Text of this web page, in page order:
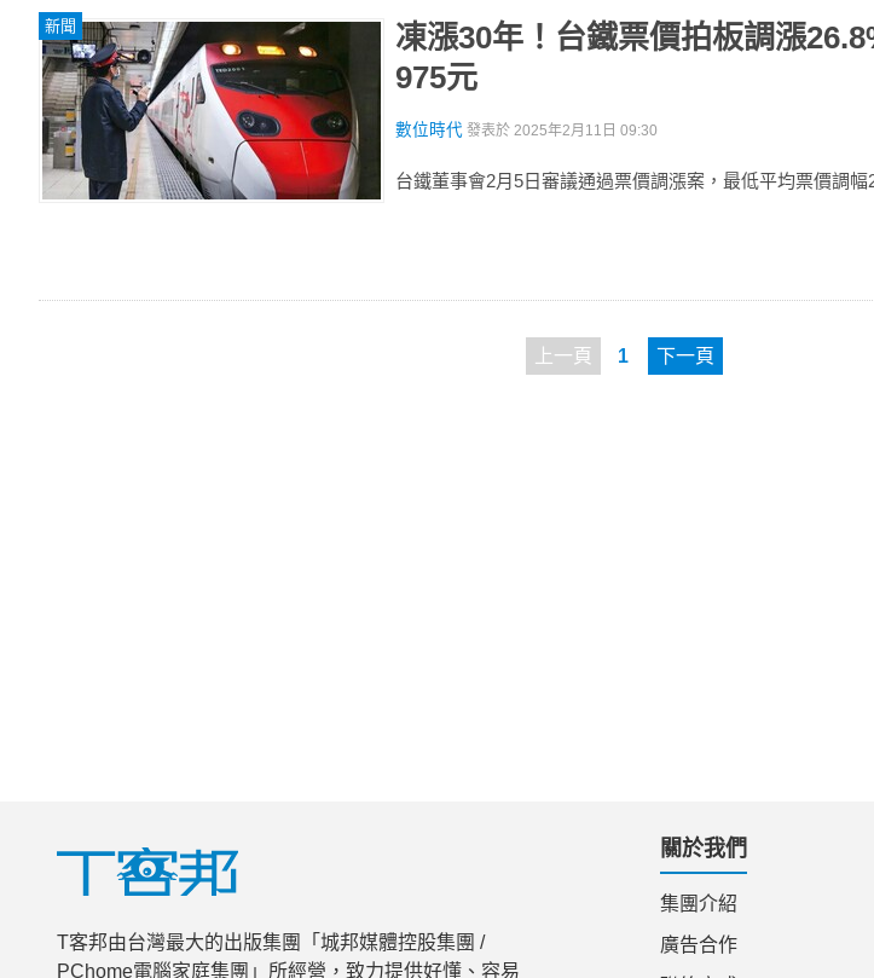
新聞
凍漲30年！台鐵票價拍板調漲
975元
數位時代 發表於 2025年2月11日 09:30
台鐵董事會2月5日審議通過票價調漲案，最低平均票價調
上一頁 1 下一頁
T客邦由台灣最大的出版集團「城邦媒體控股集團 /
PChome電腦家庭集團」所經營，致力提供好懂、容易
關於我們
集團介紹
廣告合作